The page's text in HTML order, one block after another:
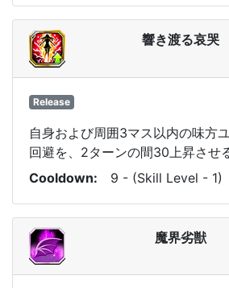
響き渡る哀哭
Release
自身および周囲3マス以内の味方
回避を、2ターンの間30上昇させ
Cooldown
9 - (Skill Level - 1)
魔界劣獣